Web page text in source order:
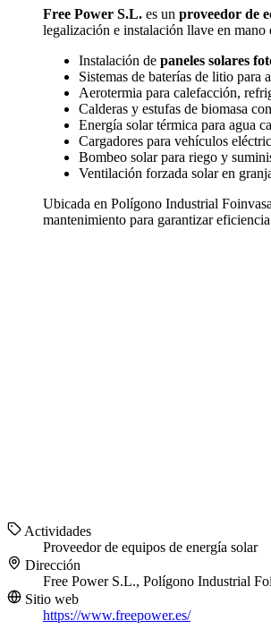
Free Power S.L. es un proveedor de
legalización e instalación llave en mano
Instalación de paneles solares
Sistemas de baterías de litio para
Aerotermia para calefacción,
Calderas y estufas de biomasa
Energía solar térmica para agua
Cargadores para vehículos
Bombeo solar para riego y
Ventilación forzada solar en
Ubicada en Polígono Industrial
mantenimiento para garantizar
Actividades
Proveedor de equipos de energía solar
Dirección
Free Power S.L., Polígono Industrial
Sitio web
https://www.freepower.es/